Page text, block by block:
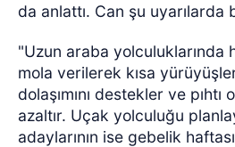
da anlattı. Can şu uyarılarda
"Uzun araba yolculuklarında
mola verilerek kısa
dolaşımını destekler ve pıhtı
azaltır. Uçak yolculuğu
adaylarının ise gebelik